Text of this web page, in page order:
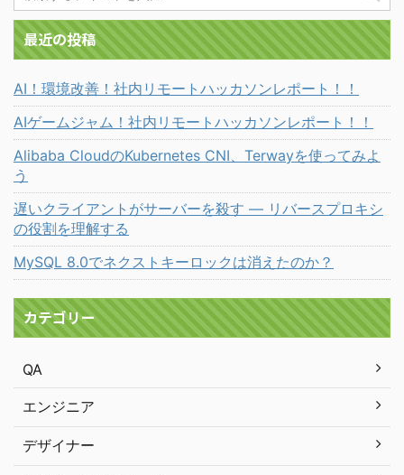
最近の投稿
AI！環境改善！社内リモートハッカソンレポート！！
AIゲームジャム！社内リモートハッカソンレポート！！
Alibaba CloudのKubernetes CNI、Terwayを使ってみよ
う
遅いクライアントがサーバーを殺す ― リバースプロキシ
の役割を理解する
MySQL 8.0でネクストキーロックは消えたのか？
カテゴリー
QA
エンジニア
デザイナー